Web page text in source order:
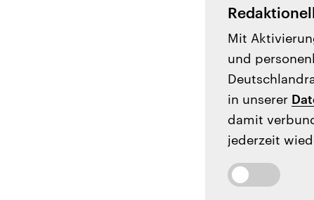
Mit
und
in unserer
damit
jederzeit